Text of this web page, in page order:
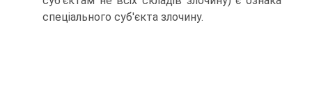
спеціального суб'єкта злочину.